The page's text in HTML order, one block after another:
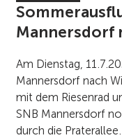
Mannersdorf
Am Dienstag,
Mannersdorf nach
mit dem Riesenrad
SNB Mannersdorf
durch die